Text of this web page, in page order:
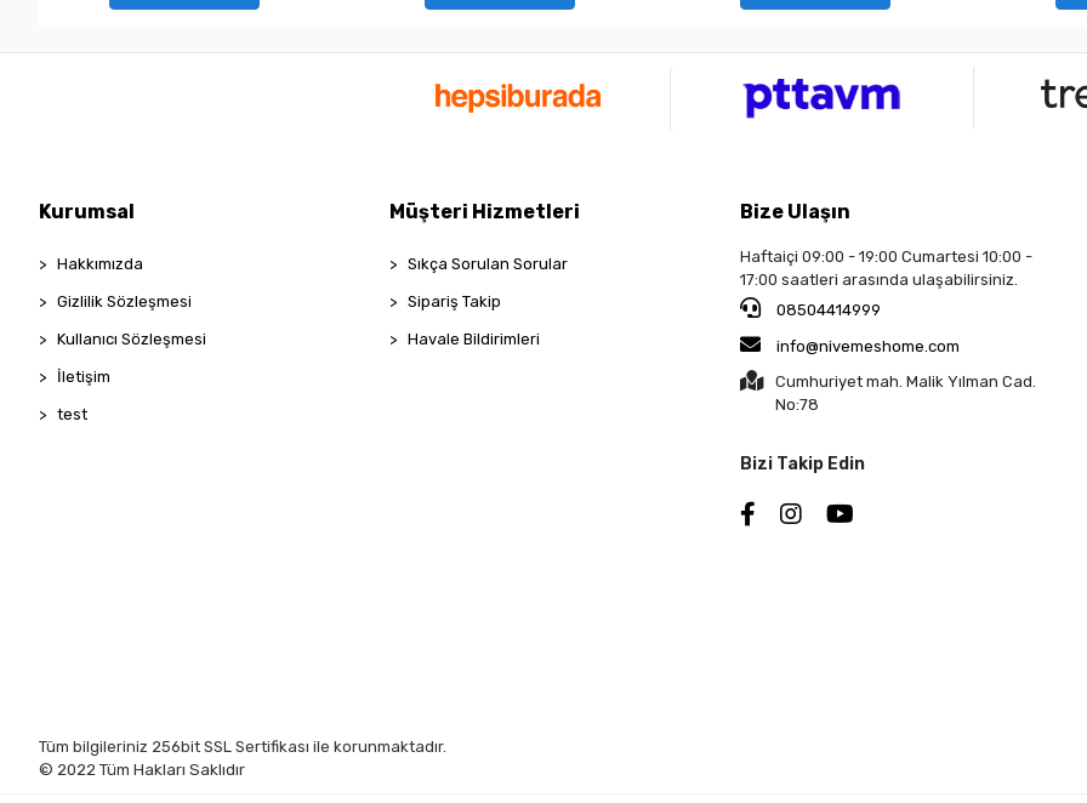
Kurumsal
Hakkımızda
Gizlilik Sözleşmesi
Kullanıcı Sözleşmesi
İletişim
test
Müşteri Hizmetleri
Sıkça Sorulan Sorular
Sipariş Takip
Havale Bildirimleri
Bize Ulaşın
Haftaiçi 09:00 - 19:00 Cumartesi 10:00 -
17:00 saatleri arasında ulaşabilirsiniz.
08504414999
info@nivemeshome.com
Cumhuriyet mah. Malik Yılman Cad.
No:78
Bizi Takip Edin
Tüm bilgileriniz 256bit SSL Sertifikası ile korunmaktadır.
© 2022 Tüm Hakları Saklıdır